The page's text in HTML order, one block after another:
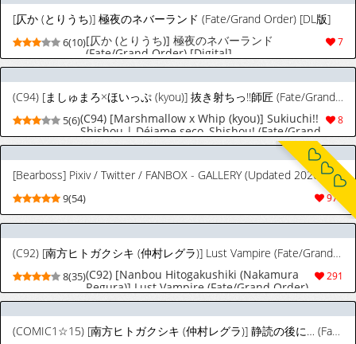
[仄か (とりうち)] 極夜のネバーランド (Fate/Grand Order) [DL版]
7
6(10)[仄か (とりうち)] 極夜のネバーランド
(Fate/Grand Order) [Digital]
(C94) [ましゅまろ×ほいっぷ (kyou)] 抜き射ちっ!!師匠 (Fate/Grand Order) [スペイン翻訳]
8
5(6)(C94) [Marshmallow x Whip (kyou)] Sukiuchi!!
Shishou | Déjame seco, Shishou! (Fate/Grand
Order) [Spanish]
[Bearboss] Pixiv / Twitter / FANBOX - GALLERY (Updated 2026.07.27) [JP, EN, CN]
973
9(54)
(C92) [南方ヒトガクシキ (仲村レグラ)] Lust Vampire (Fate/Grand Order) [中国翻訳]
291
8(35)(C92) [Nanbou Hitogakushiki (Nakamura
Regura)] Lust Vampire (Fate/Grand Order)
[Chinese] [黑锅汉化组]
(COMIC1☆15) [南方ヒトガクシキ (仲村レグラ)] 静読の後に… (Fate/Grand Order) [中国翻訳]